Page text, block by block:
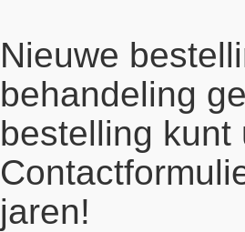
Nieuwe
behandeling
bestelling kunt
jaren!